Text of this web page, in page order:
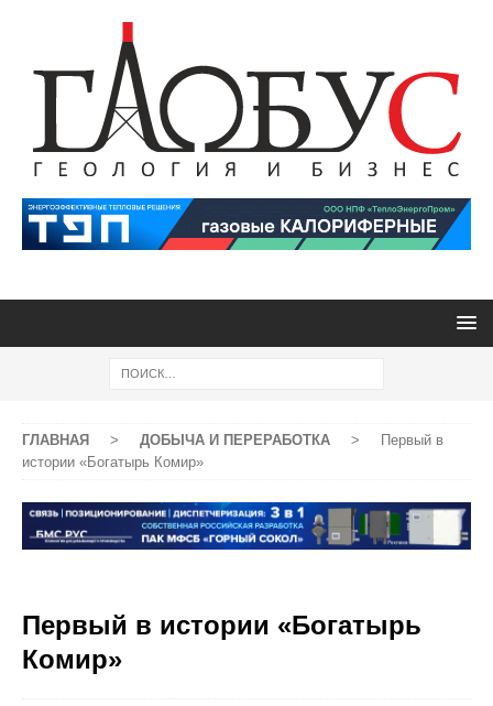
ГЛАВНАЯ > ДОБЫЧА И ПЕРЕРАБОТКА >
Первый в
истории «Богатырь Комир»
Первый в истории «Богатырь
Комир»